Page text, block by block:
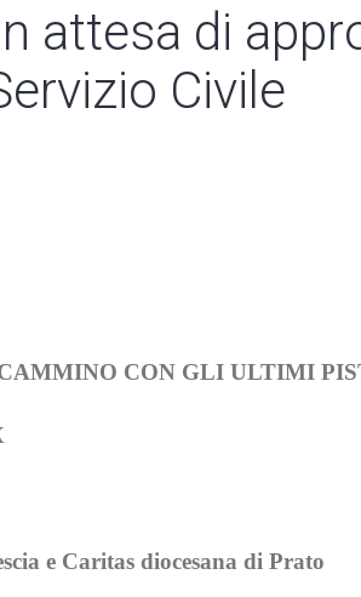
attesa di
Civile
CON GLI ULTIMI
e Caritas diocesana di Prato